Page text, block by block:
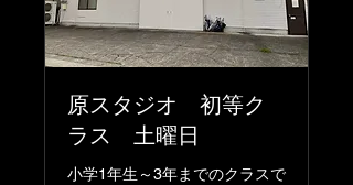
原スタジオ 初等ク
ラス 土曜日
小学1年生～3年までのクラスで